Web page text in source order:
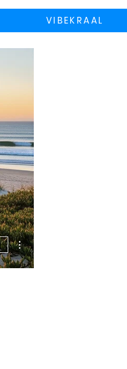
VIBEKRAAL
More actions